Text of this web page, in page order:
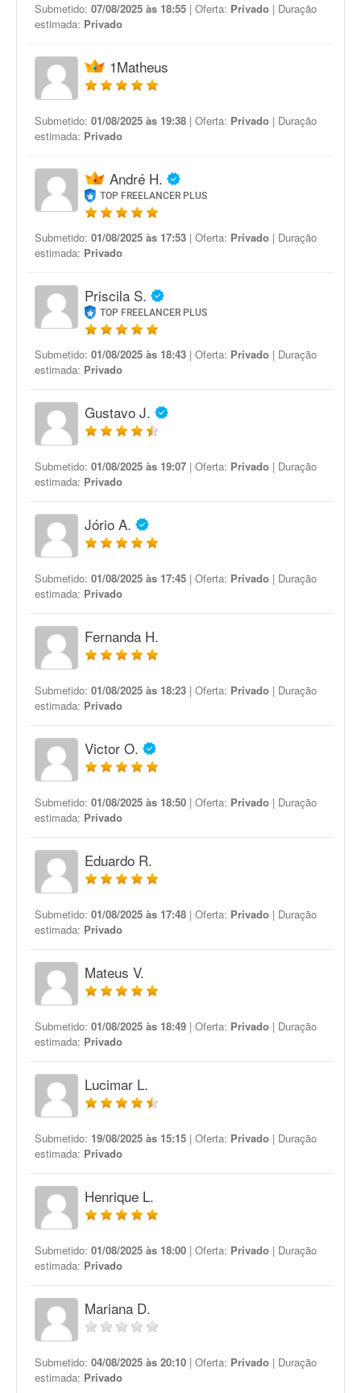
Submetido: 07/08/2025 às 18:55 | Oferta: Privado | Duração
estimada: Privado
1Matheus
Submetido: 01/08/2025 às 19:38 | Oferta: Privado | Duração
estimada: Privado
André H.
TOP FREELANCER PLUS
Submetido: 01/08/2025 às 17:53 | Oferta: Privado | Duração
estimada: Privado
Priscila S.
TOP FREELANCER PLUS
Submetido: 01/08/2025 às 18:43 | Oferta: Privado | Duração
estimada: Privado
Gustavo J.
Submetido: 01/08/2025 às 19:07 | Oferta: Privado | Duração
estimada: Privado
Jório A.
Submetido: 01/08/2025 às 17:45 | Oferta: Privado | Duração
estimada: Privado
Fernanda H.
Submetido: 01/08/2025 às 18:23 | Oferta: Privado | Duração
estimada: Privado
Victor O.
Submetido: 01/08/2025 às 18:50 | Oferta: Privado | Duração
estimada: Privado
Eduardo R.
Submetido: 01/08/2025 às 17:48 | Oferta: Privado | Duração
estimada: Privado
Mateus V.
Submetido: 01/08/2025 às 18:49 | Oferta: Privado | Duração
estimada: Privado
Lucimar L.
Submetido: 19/08/2025 às 15:15 | Oferta: Privado | Duração
estimada: Privado
Henrique L.
Submetido: 01/08/2025 às 18:00 | Oferta: Privado | Duração
estimada: Privado
Mariana D.
Submetido: 04/08/2025 às 20:10 | Oferta: Privado | Duração
estimada: Privado